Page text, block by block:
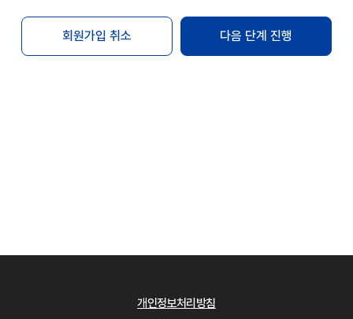
회원은 변경된 약관에 동의하지 않는 경우 "Mbio-
Bridge"과의 이용계약을 해지(또는 회원탈퇴)할 수
있습니다. 만약 회원이 변경된 약관이 공지된 후
제2장 회원 가입
회원 가입은 이용자가 "Mbio-Bridge"에서 정한
회원가입 취소 다음 단계 진행
개인정보처리방침